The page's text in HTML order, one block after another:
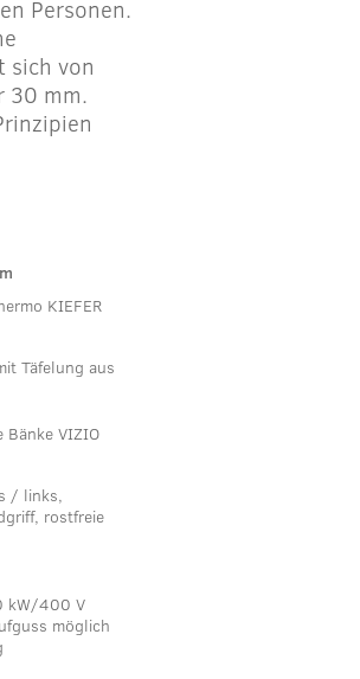
Personen.
sich von
30 mm.
KIEFER
Täfelung aus
VIZIO
/ links,
rostfreie
kW/400 V
möglich